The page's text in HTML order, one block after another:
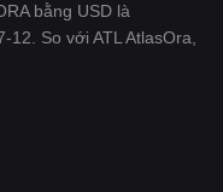
bằng USD là
So với ATL AtlasOra,